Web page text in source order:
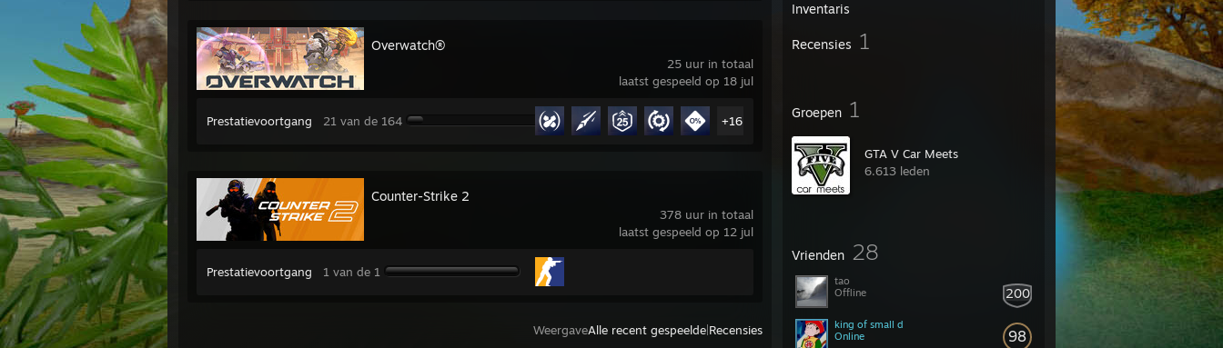
Inventaris
Recensies 1
Groepen 1
GTA V Car Meets
6.613 leden
Vrienden 28
200
tao
Offline
98
king of small d
Online
25 uur in totaal
laatst gespeeld op 18 jul
Overwatch®
Prestatievoortgang 21 van de 164 +16
378 uur in totaal
laatst gespeeld op 12 jul
Counter-Strike 2
Prestatievoortgang 1 van de 1
WeergaveAlle recent gespeelde Recensies